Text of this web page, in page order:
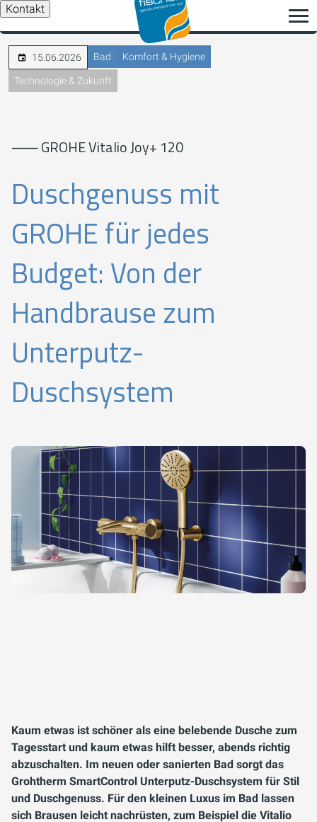
Kontakt
15.06.2026 Bad Komfort & Hygiene
Technologie & Zukunft
⸺ GROHE Vitalio Joy+ 120
Duschgenuss mit
GROHE für jedes
Budget: Von der
Handbrause zum
Unterputz-
Duschsystem
Kaum etwas ist schöner als eine belebende Dusche zum
Tagesstart und kaum etwas hilft besser, abends richtig
abzuschalten. Im neuen oder sanierten Bad sorgt das
Grohtherm SmartControl Unterputz-Duschsystem für Stil
und Duschgenuss. Für den kleinen Luxus im Bad lassen
sich Brausen leicht nachrüsten, zum Beispiel die Vitalio